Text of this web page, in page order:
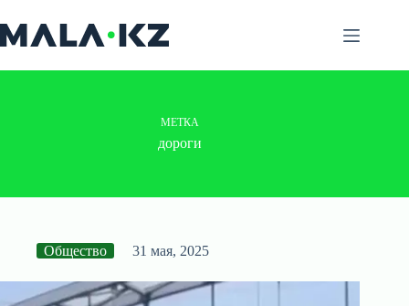
к
сути
МЕТКА
дороги
Общество 31 мая, 2025